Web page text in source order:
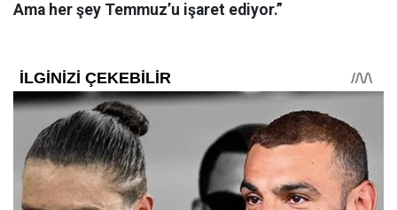
Ama her şey Temmuz’u işaret ediyor.”